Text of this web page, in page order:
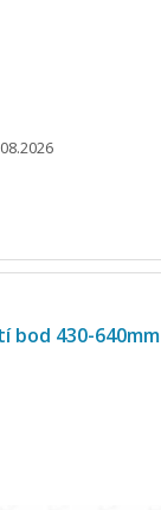
bod 430-640mm